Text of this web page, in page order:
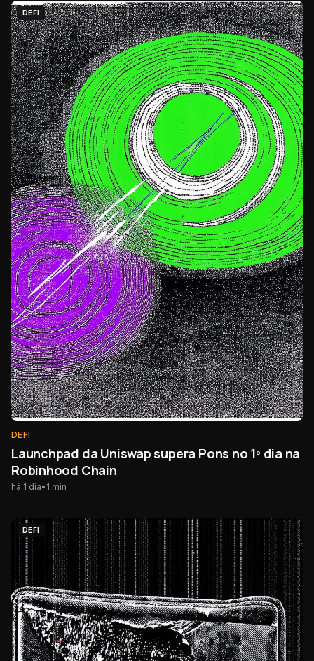
DEFI
DEFI
Launchpad da Uniswap supera Pons no 1º dia na
Robinhood Chain
há 1 dia• 1 min
DEFI